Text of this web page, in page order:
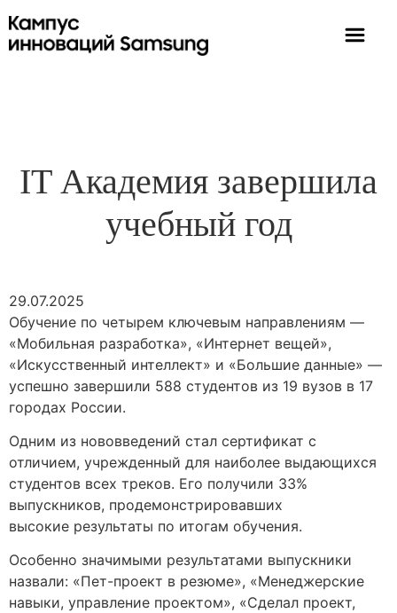
IT Академия завершила
учебный год
29.07.2025
Обучение по четырем ключевым направлениям —
«Мобильная разработка», «Интернет вещей»,
«Искусственный интеллект» и «Большие данные» —
успешно завершили 588 студентов из 19 вузов в 17
городах России.
Одним из нововведений стал сертификат с
отличием, учрежденный для наиболее выдающихся
студентов всех треков. Его получили 33%
выпускников, продемонстрировавших
высокие результаты по итогам обучения.
Особенно значимыми результатами выпускники
назвали: «Пет-проект в резюме», «Менеджерские
навыки, управление проектом», «Сделал проект,